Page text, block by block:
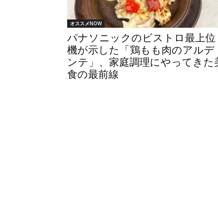
オススメNOW
パナソニックのビストロ最上位
機が示した「鶏もも肉のアルデ
ンテ」、家庭調理にやってきた
食の最前線